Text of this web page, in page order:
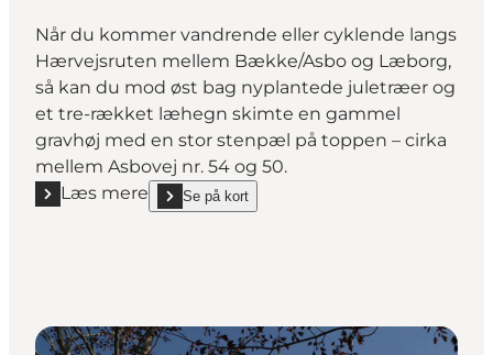
Når du kommer vandrende eller cyklende langs
Hærvejsruten mellem Bække/Asbo og Læborg,
så kan du mod øst bag nyplantede juletræer og
et tre-rækket læhegn skimte en gammel
gravhøj med en stor stenpæl på toppen – cirka
mellem Asbovej nr. 54 og 50.
Læs mere
Læs mere "Vildtbanestenen ved Læborg"
Se på kort
show Vildtbanestenen ved Læborg on_map